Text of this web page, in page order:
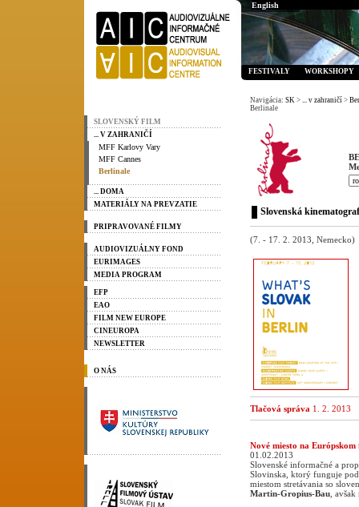
SLOVENSKÝ FILM
... V ZAHRANIČÍ
MFF Karlovy Vary
MFF Cannes
Berlinale
... DOMA
MATERIÁLY NA PREVZATIE
PRIPRAVOVANÉ FILMY
AUDIOVIZUÁLNY FOND
EURIMAGES
MEDIA PROGRAM
EFP
EAO
FILM NEW EUROPE
CINEUROPA
NEWSLETTER
O NÁS
English
FESTIVALY WORKSHOPY
Navigácia: SK > ... v zahraničí >
Berlinale
Slovenská
(7. - 17. 2. 2013, Nemecko)
Tlačová správa 1. 2. 2013
Nové miesto na
01.02.2013
Slovenské informačné a
Slovinska, ktorý funguje
miestom stretávania so
Martin-Gropius-Bau ,